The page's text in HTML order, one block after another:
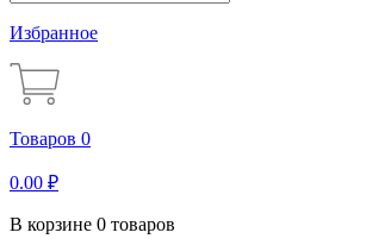
Избранное
Товаров 0
0.00 ₽
В корзине 0 товаров